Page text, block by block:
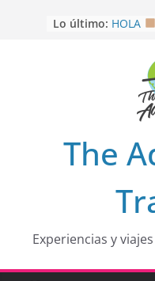
Lo último: HOLA
EL
opción
OTRA
The
Experiencias y